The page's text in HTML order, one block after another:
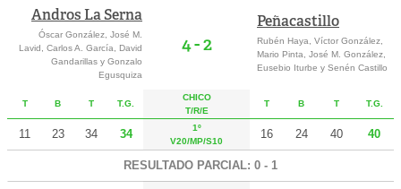
Andros La Serna
Óscar González, José M.
Lavid, Carlos A. García, David
Gandarillas y Gonzalo
Egusquiza
4 - 2
Peñacastillo
Rubén Haya, Víctor González,
Mario Pinta, José M. González,
Eusebio Iturbe y Senén Castillo
T B T T.G.
CHICO
T/R/E
T B T T.G.
11 23 34 34
1º
V20/MP/S10
16 24 40 40
RESULTADO PARCIAL: 0 - 1